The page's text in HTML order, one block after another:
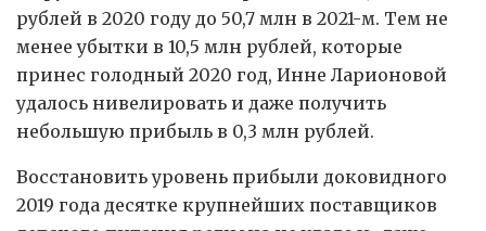
рублей в 2020 году до 50,7 млн в 2021-м. Тем не
менее убытки в 10,5 млн рублей, которые
принес голодный 2020 год, Инне Ларионовой
удалось нивелировать и даже получить
небольшую прибыль в 0,3 млн рублей.
Восстановить уровень прибыли доковидного
2019 года десятке крупнейших поставщиков